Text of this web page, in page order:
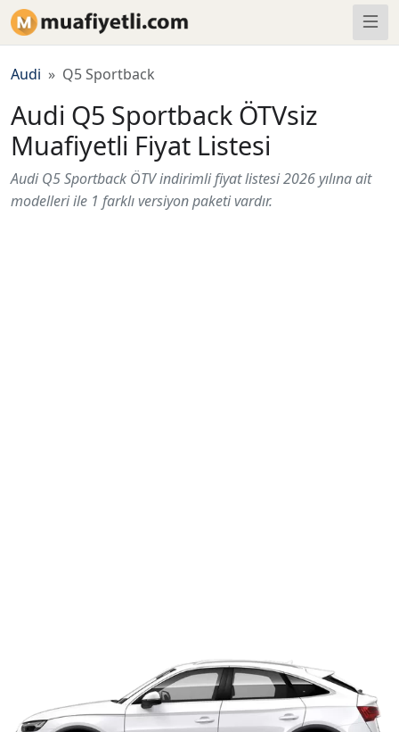
Audi Q5 Sportback
Audi Q5 Sportback ÖTVsiz
Muafiyetli Fiyat Listesi
Audi Q5 Sportback ÖTV indirimli fiyat listesi 2026 yılına ait
modelleri ile 1 farklı versiyon paketi vardır.